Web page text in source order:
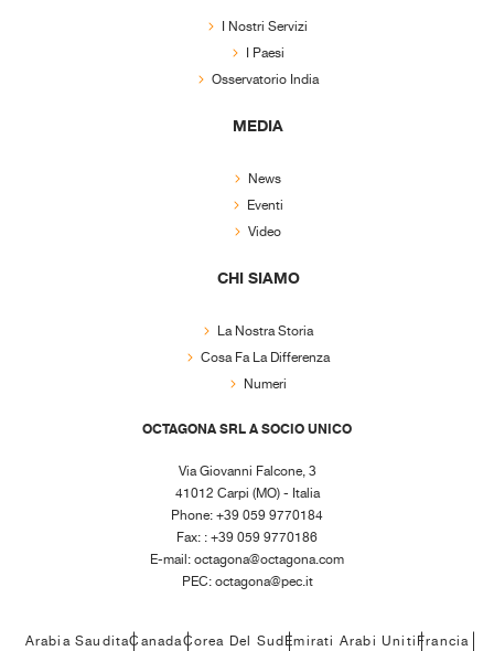
I Nostri Servizi
I Paesi
Osservatorio India
MEDIA
News
Eventi
Video
CHI SIAMO
La Nostra Storia
Cosa Fa La Differenza
Numeri
OCTAGONA SRL A SOCIO UNICO
Via Giovanni Falcone, 3
41012 Carpi (MO) - Italia
Phone: +39 059 9770184
Fax: : +39 059 9770186
E-mail:octagona@octagona.com
PEC:octagona@pec.it
Arabia SauditaCanadaCorea Del SudEmirati Arabi UnitiFrancia